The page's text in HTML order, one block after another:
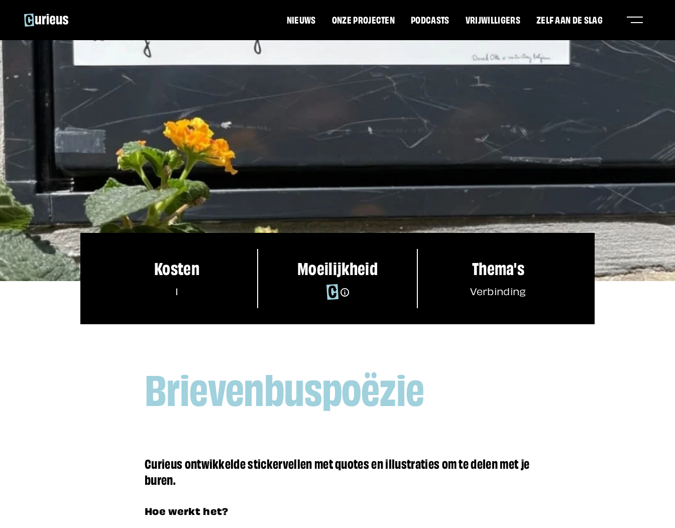
NIEUWS ONZE PROJECTEN PODCASTS VRIJWILLIGERS ZELF AAN DE SLAG
Kosten
1
Moeilijkheid Thema's
Verbinding
Brievenbuspoëzie
Curieus ontwikkelde stickervellen met quotes en illustraties om te delen met je
buren.
Hoe werkt het?